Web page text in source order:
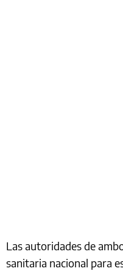
Las autoridades de
sanitaria nacional para